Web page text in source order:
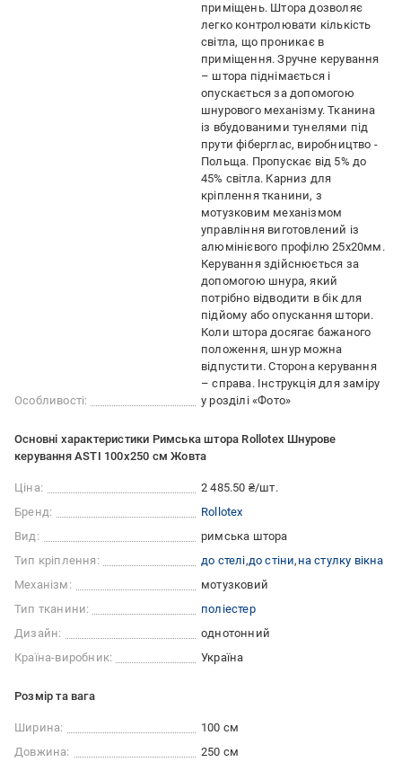
Особливості:
приміщень. Штора дозволяє
легко контролювати кількість
світла, що проникає в
приміщення. Зручне керування
– штора піднімається і
опускається за допомогою
шнурового механізму. Тканина
із вбудованими тунелями під
прути фіберглас, виробництво -
Польща. Пропускає від 5% до
45% світла. Карниз для
кріплення тканини, з
мотузковим механізмом
управління виготовлений із
алюмінієвого профілю 25х20мм.
Керування здійснюється за
допомогою шнура, який
потрібно відводити в бік для
підйому або опускання штори.
Коли штора досягає бажаного
положення, шнур можна
відпустити. Сторона керування
– справа. Інструкція для заміру
у розділі «Фото»
Основні характеристики Римська штора Rollotex Шнурове
керування ASTI 100x250 см Жовта
Ціна:
2 485.50 ₴/шт.
Бренд:
Rollotex
Вид:
римська штора
Тип кріплення:
до стелі до стіни на стулку вікна
Механізм:
мотузковий
Тип тканини:
поліестер
Дизайн:
однотонний
Країна-виробник:
Україна
Розмір та вага
Ширина:
100 см
Довжина:
250 см